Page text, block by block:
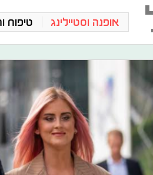
אופנה וסטיילינג טיפוח